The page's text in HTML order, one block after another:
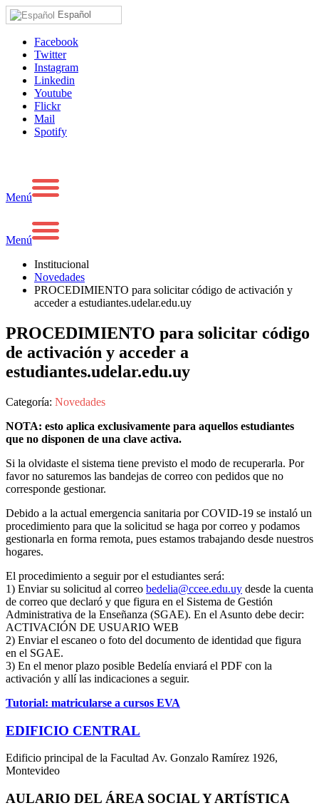
Español
Facebook
Twitter
Instagram
Linkedin
Youtube
Flickr
Mail
Spotify
Menú
Menú
Institucional
Novedades
PROCEDIMIENTO para solicitar código de activación y
acceder a estudiantes.udelar.edu.uy
PROCEDIMIENTO para solicitar código
de activación y acceder a
estudiantes.udelar.edu.uy
Categoría: Novedades
NOTA: esto aplica exclusivamente para aquellos estudiantes
que no disponen de una clave activa.
Si la olvidaste el sistema tiene previsto el modo de recuperarla. Por
favor no saturemos las bandejas de correo con pedidos que no
corresponde gestionar.
Debido a la actual emergencia sanitaria por COVID-19 se instaló un
procedimiento para que la solicitud se haga por correo y podamos
gestionarla en forma remota, pues estamos trabajando desde nuestros
hogares.
El procedimiento a seguir por el estudiantes será:
1) Enviar su solicitud al correo bedelia@ccee.edu.uy desde la cuenta
de correo que declaró y que figura en el Sistema de Gestión
Administrativa de la Enseñanza (SGAE). En el Asunto debe decir:
ACTIVACIÓN DE USUARIO WEB
2) Enviar el escaneo o foto del documento de identidad que figura
en el SGAE.
3) En el menor plazo posible Bedelía enviará el PDF con la
activación y allí las indicaciones a seguir.
Tutorial: matricularse a cursos EVA
EDIFICIO CENTRAL
Edificio principal de la Facultad Av. Gonzalo Ramírez 1926,
Montevideo
AULARIO DEL ÁREA SOCIAL Y ARTÍSTICA